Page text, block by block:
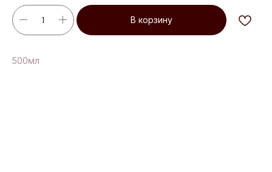
В корзину
500мл